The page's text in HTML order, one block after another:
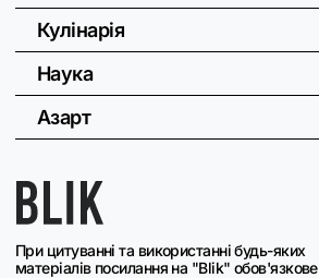
При цитуванні та використанні будь-яких
матеріалів посилання на "Blik" обов'язкове
Кулінарія
Наука
Азарт